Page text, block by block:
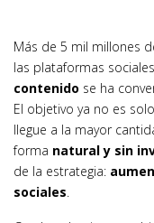
Más de 5 mil millones
las plataformas
contenido se ha
El objetivo ya no es
llegue a la mayor
forma natural y sin
de la estrategia:
sociales.